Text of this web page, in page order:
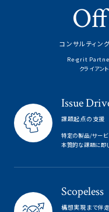
コンサルティン
Re-grit Partners
クライアン
Issue
課題起点の支援
特定の製品/サービ
本質的な課題に即
Scopeless
構想実現まで伴走